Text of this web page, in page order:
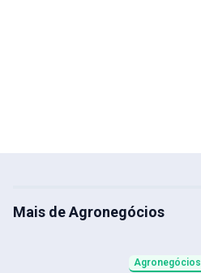
Mais de Agronegócios
Agronegócios